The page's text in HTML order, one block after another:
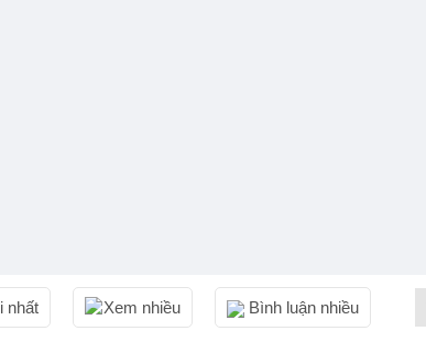
nhất Xem nhiều Bình luận nhiều